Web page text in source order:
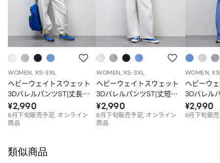
WOMEN, XS-3XL
ヘビーウェイトスウェット
3DバレルパンツST(丈長
め)
¥2,990
8月下旬販売予定, オンライン
商品
WOMEN, XS-3XL
ヘビーウェイトスウェット
3DバレルパンツST(丈短
め)
¥2,990
8月下旬販売予定, オンライン
商品
WOMEN,
ヘビーウ
3Dバレル
¥2,990
8月下旬販
類似商品